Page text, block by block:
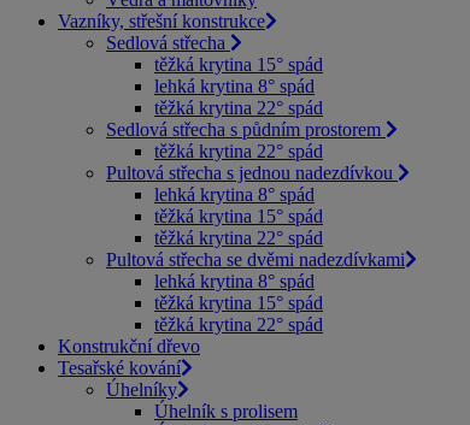
Vazníky, střešní konstrukce
Sedlová střecha
těžká krytina 15° spád
lehká krytina 8° spád
těžká krytina 22° spád
Sedlová střecha s půdním prostorem
těžká krytina 22° spád
Pultová střecha s jednou nadezdívkou
lehká krytina 8° spád
těžká krytina 15° spád
těžká krytina 22° spád
Pultová střecha se dvěmi nadezdívkami
lehká krytina 8° spád
těžká krytina 15° spád
těžká krytina 22° spád
Konstrukční dřevo
Tesařské kování
Úhelníky
Úhelník s prolisem